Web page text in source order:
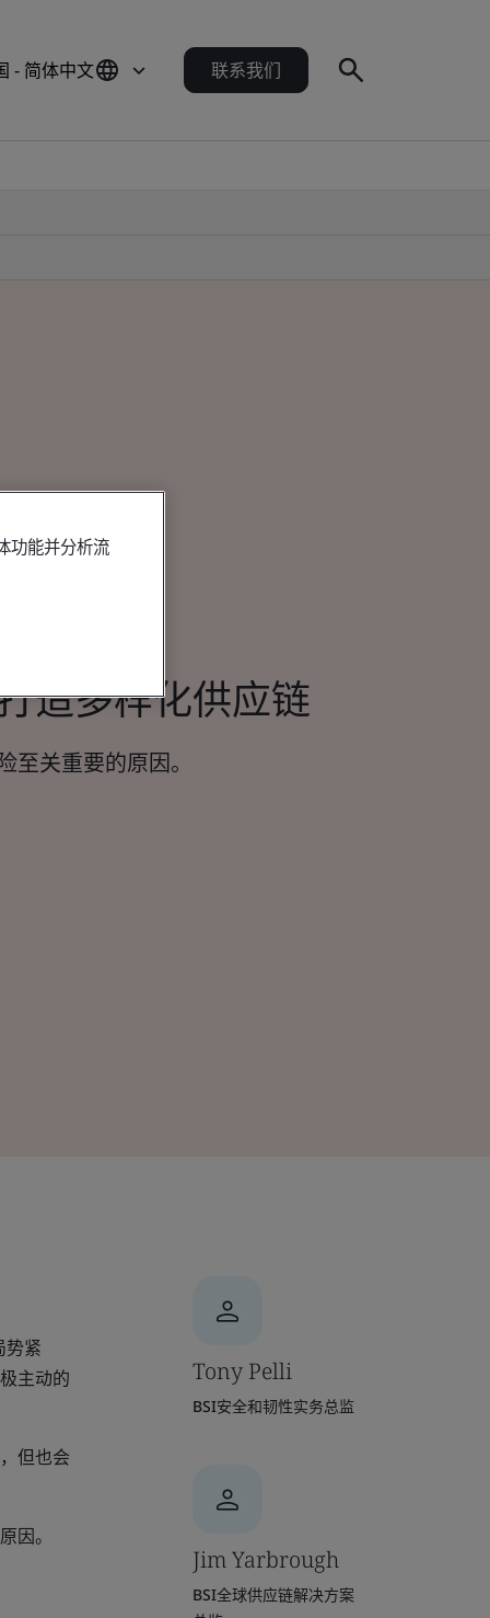
- 简体中文 联系我们
造多样化供应链
关重要的原因。
势紧
主动的
但也会
因。
Tony Pelli
BSI安全和韧性实务总监
Jim Yarbrough
BSI全球供应链解决方案
功能并分析流